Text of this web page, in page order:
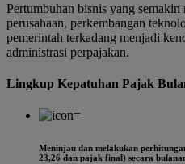
Pertumbuhan bisnis yang
perusahaan, perkembangan
pemerintah terkadang menjadi
administrasi perpajakan.
Lingkup Kepatuhan Pajak
Meninjau dan melakukan
23,26 dan pajak final) secara